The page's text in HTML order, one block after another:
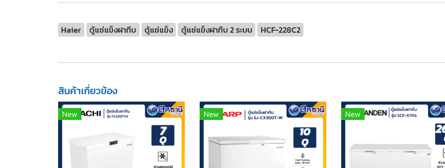
Haier ตู้แช่แข็งฝาทึบ ตู้แช่แข็ง ตู้แช่แข็งฝาทึบ 2 ระบบ HCF-228C2
สินค้าเกี่ยวข้อง
New New New